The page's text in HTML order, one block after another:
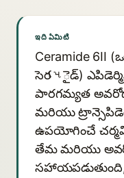
ఇది ఏమిటి
Ceramide 6II
సెరામైడ్)
పారగమ్యత
మరియు
ఉపయోగించే
తేమ మరియు